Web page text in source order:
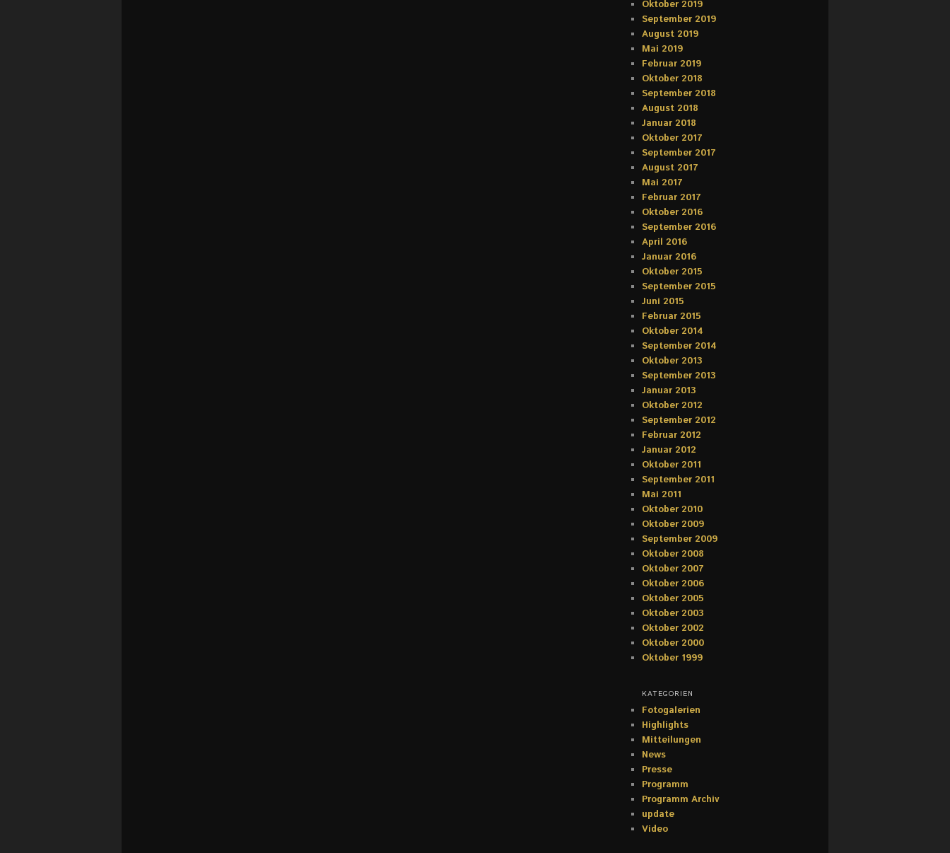
Oktober 2019
September 2019
August 2019
Mai 2019
Februar 2019
Oktober 2018
September 2018
August 2018
Januar 2018
Oktober 2017
September 2017
August 2017
Mai 2017
Februar 2017
Oktober 2016
September 2016
April 2016
Januar 2016
Oktober 2015
September 2015
Juni 2015
Februar 2015
Oktober 2014
September 2014
Oktober 2013
September 2013
Januar 2013
Oktober 2012
September 2012
Februar 2012
Januar 2012
Oktober 2011
September 2011
Mai 2011
Oktober 2010
Oktober 2009
September 2009
Oktober 2008
Oktober 2007
Oktober 2006
Oktober 2005
Oktober 2003
Oktober 2002
Oktober 2000
Oktober 1999
KATEGORIEN
Fotogalerien
Highlights
Mitteilungen
News
Presse
Programm
Programm Archiv
update
Video